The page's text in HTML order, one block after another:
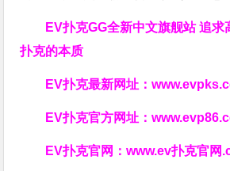
EV扑克GG全新中文旗舰站追求
扑克的本质
EV扑克最新网址：
EV扑克官方网址：
EV扑克官网：www.ev扑克官网